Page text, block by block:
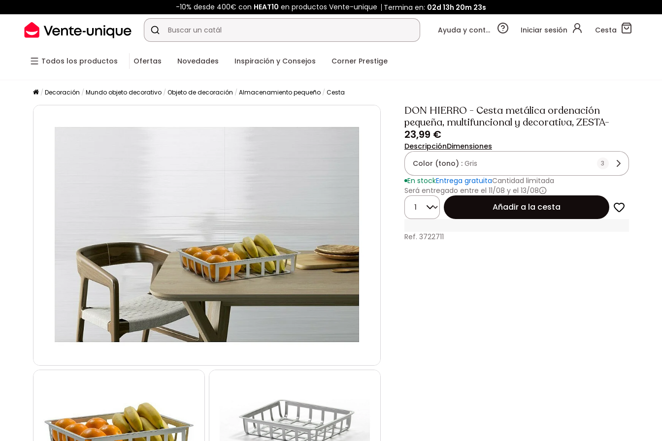
-10% desde 400€ con HEAT10 en productos Vente-unique Termina en: 02d 13h 20m 22s
Ayuda y contacto Iniciar sesión Cesta
Todos los productos Ofertas Novedades Inspiración y Consejos Corner Prestige
Decoración Mundo objeto decorativo Objeto de decoración Almacenamiento pequeño Cesta
DON HIERRO - Cesta metálica ordenación
pequeña, multifuncional y decorativa, ZESTA-
23,99 €
DescripciónDimensiones
Color (tono) : Gris 3
En stockEntrega gratuitaCantidad limitada
Será entregado entre el 11/08 y el 13/08
Cantidad
Añadir a la cesta
Ref. 3722711